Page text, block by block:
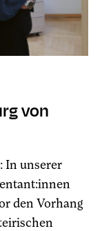
von
In unserer
den Vorhang